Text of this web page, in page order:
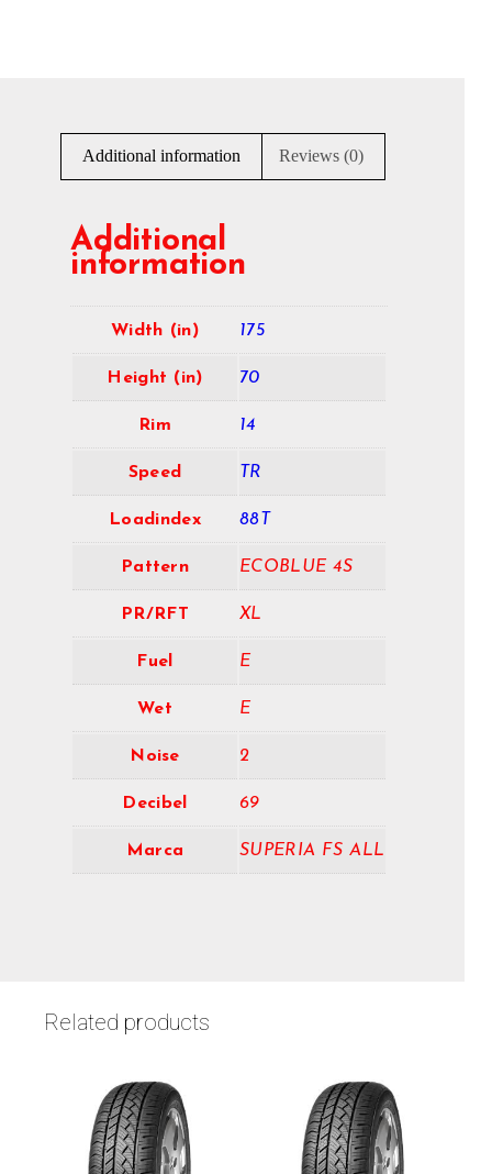
Additional information Reviews (0)
Additional
information
Width (in) 175
Height (in) 70
Rim 14
Speed TR
Loadindex 88T
Pattern ECOBLUE 4S
PR/RFT XL
Fuel E
Wet E
Noise 2
Decibel 69
Marca SUPERIA FS ALL
Related products